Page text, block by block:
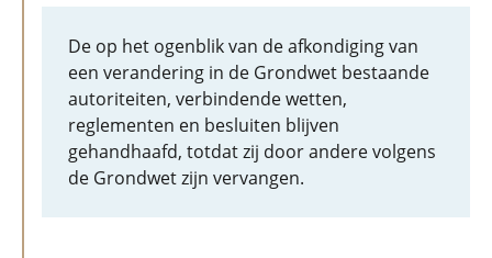
De op het ogenblik van de afkondiging van
een verandering in de Grondwet bestaande
autoriteiten, verbindende wetten,
reglementen en besluiten blijven
gehandhaafd, totdat zij door andere volgens
de Grondwet zijn vervangen.